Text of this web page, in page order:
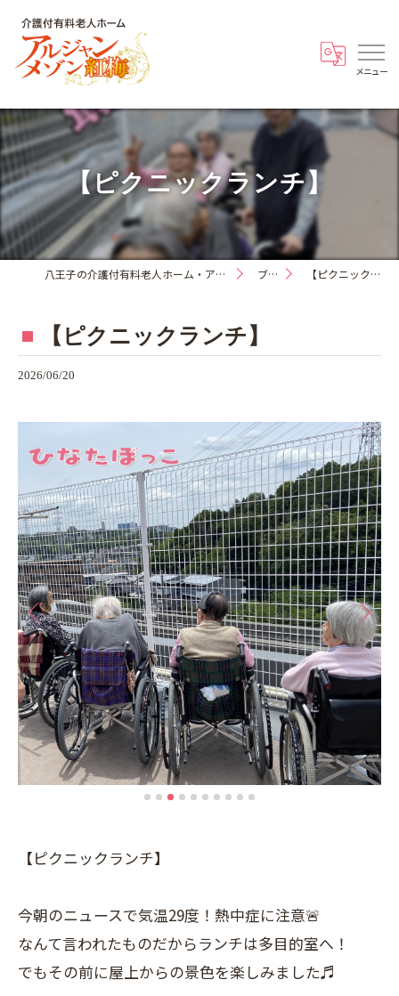
【ピクニックランチ】
八王子の介護付有料老人ホーム・アルジャンメゾン紅梅 ブログ 【ピクニックランチ】
【ピクニックランチ】
2026/06/20
【ピクニックランチ】
今朝のニュースで気温29度！熱中症に注意🚨
なんて言われたものだからランチは多目的室へ！
でもその前に屋上からの景色を楽しみました♬